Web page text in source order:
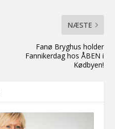
NÆSTE
Fanø Bryghus holder
Fannikerdag hos ÅBEN i
Kødbyen!